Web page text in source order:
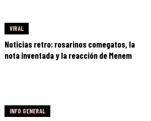
VIRAL
Noticias retro: rosarinos comegatos, la
nota inventada y la reacción de Menem
INFO GENERAL